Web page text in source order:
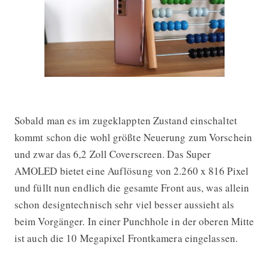
Sobald man es im zugeklappten Zustand einschaltet
kommt schon die wohl größte Neuerung zum Vorschein
und zwar das 6,2 Zoll Coverscreen. Das Super
AMOLED bietet eine Auflösung von 2.260 x 816 Pixel
und füllt nun endlich die gesamte Front aus, was allein
schon designtechnisch sehr viel besser aussieht als
beim Vorgänger. In einer Punchhole in der oberen Mitte
ist auch die 10 Megapixel Frontkamera eingelassen.